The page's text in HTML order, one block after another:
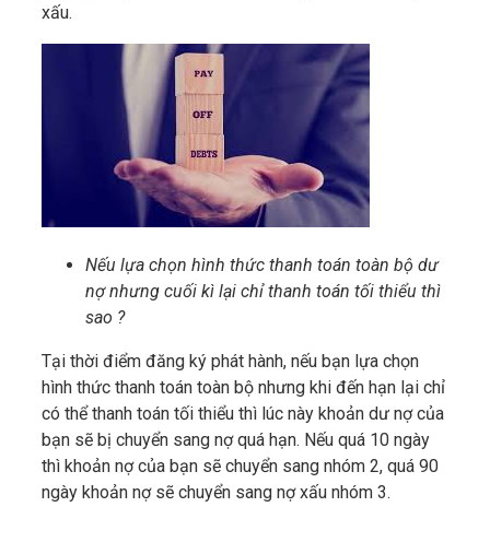
xấu.
Nếu lựa chọn hình thức thanh toán toàn bộ dư
nợ nhưng cuối kì lại chỉ thanh toán tối thiểu thì
sao ?
Tại thời điểm đăng ký phát hành, nếu bạn lựa chọn
hình thức thanh toán toàn bộ nhưng khi đến hạn lại chỉ
có thể thanh toán tối thiểu thì lúc này khoản dư nợ của
bạn sẽ bị chuyển sang nợ quá hạn. Nếu quá 10 ngày
thì khoản nợ của bạn sẽ chuyển sang nhóm 2, quá 90
ngày khoản nợ sẽ chuyển sang nợ xấu nhóm 3.